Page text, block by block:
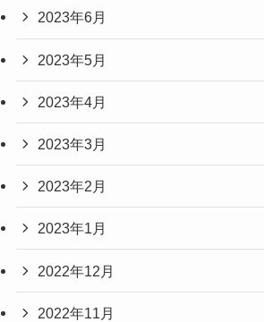
2023年6月
2023年5月
2023年4月
2023年3月
2023年2月
2023年1月
2022年12月
2022年11月